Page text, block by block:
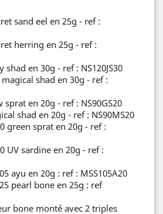
sand eel en 25g - ref :
herring en 25g - ref :
en 30g - ref : NS120JS30
shad en 30g - ref :
en 20g - ref : NS90GS20
shad en 20g - ref : NS90MS20
green sprat en 20g - ref :
UV sardine en 20g - ref :
ayu en 20g : ref : MSS105A20
pearl bone en 25g : ref
bone monté avec 2 triples